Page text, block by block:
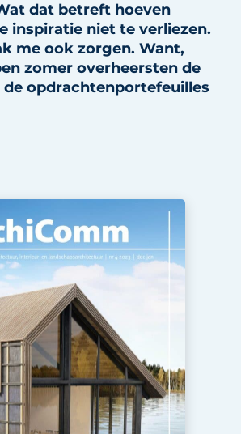
dat betreft hoeven
inspiratie niet te verliezen.
me ook zorgen. Want,
zomer overheersten de
opdrachtenportefeuilles